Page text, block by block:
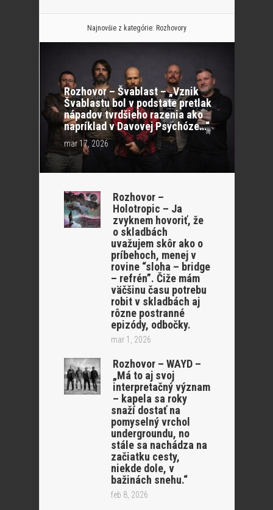
Najnovšie z kategórie: Rozhovory
Rozhovor – Švablast – „Vznik
Švablastu bol v podstate pretlak
nápadov tvrdšieho razenia ako
napríklad v Davovej Psychóze…“
mar 17, 2026
Rozhovor –
Holotropic – Ja
zvyknem hovoriť, že
o skladbách
uvažujem skôr ako o
príbehoch, menej v
rovine “sloha – bridge
– refrén”. Čiže mám
väčšinu času potrebu
robit v skladbách aj
rôzne postranné
epizódy, odbočky.
mar 1, 2026
Rozhovor – WAYD –
„Má to aj svoj
interpretačný význam
– kapela sa roky
snaží dostať na
pomyselný vrchol
undergroundu, no
stále sa nachádza na
začiatku cesty,
niekde dole, v
bažinách snehu.“
feb 8, 2026